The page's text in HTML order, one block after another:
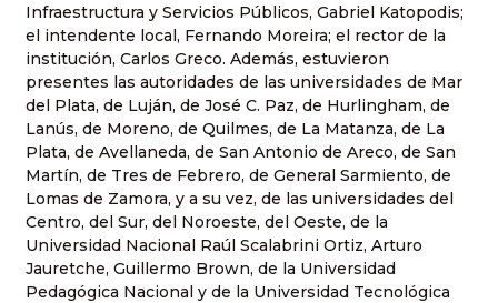
Infraestructura y Servicios Públicos, Gabriel Katopodis;
el intendente local, Fernando Moreira; el rector de la
institución, Carlos Greco. Además, estuvieron
presentes las autoridades de las universidades de Mar
del Plata, de Luján, de José C. Paz, de Hurlingham, de
Lanús, de Moreno, de Quilmes, de La Matanza, de La
Plata, de Avellaneda, de San Antonio de Areco, de San
Martín, de Tres de Febrero, de General Sarmiento, de
Lomas de Zamora, y a su vez, de las universidades del
Centro, del Sur, del Noroeste, del Oeste, de la
Universidad Nacional Raúl Scalabrini Ortiz, Arturo
Jauretche, Guillermo Brown, de la Universidad
Pedagógica Nacional y de la Universidad Tecnológica